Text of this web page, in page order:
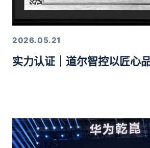
2026.05.21
实力认证｜道尔智控以匠心